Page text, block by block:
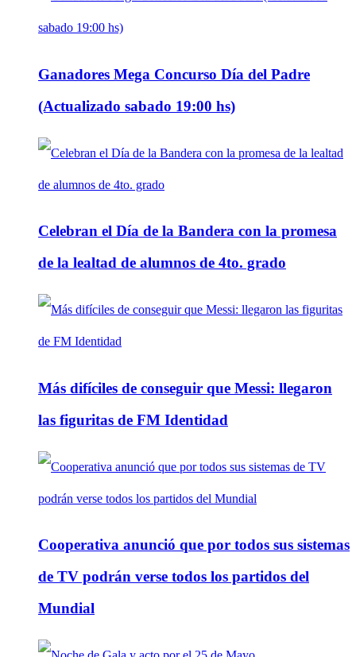
Ganadores Mega Concurso Día del Padre
(Actualizado sabado 19:00 hs)
Celebran el Día de la Bandera con la promesa
de la lealtad de alumnos de 4to. grado
Más difíciles de conseguir que Messi: llegaron
las figuritas de FM Identidad
Cooperativa anunció que por todos sus sistemas
de TV podrán verse todos los partidos del
Mundial